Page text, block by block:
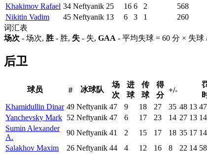
Khakimov Rafael 34 Neftyanik 25 16 6 2 568
Nikitin Vadim
45 Neftyanik 13 6 3 1 260
词汇表
场次 - 场次, 胜 - 胜, 失 - 失, GAA - 平均失球 = 60 分 × 失球
后卫
球员 # 冰球队
场
次
进
球
传
球
得
分
+/-
Khamidullin Dinar 49 Neftyanik 47 9 18 27 35 48 13 47
Yanchevsky Mark 52 Neftyanik 47 6 17 23 14 27 13 14
Sumin Alexander
A.
90 Neftyanik 41 2 15 17 18 35 17 14
Salakhov Maxim
26 Neftyanik 44 4 12 16 8 22 14 58